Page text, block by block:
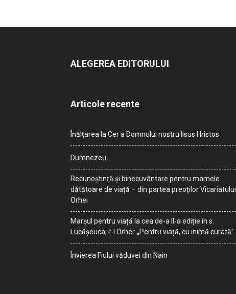
ALEGEREA EDITORULUI
Articole recente
Înălțarea la Cer a Domnului nostru Iisus Hristos
Dumnezeu…
Recunoștință și binecuvântare pentru mamele
dătătoare de viață – din partea preoților Vicariatului
Orhei
Marșul pentru viață la cea de-a II-a ediție în s.
Lucășeuca, r-l Orhei: „Pentru viață, cu inimă curată”
Învierea Fiului văduvei din Nain